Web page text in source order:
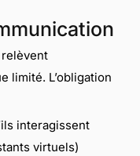
limité. L’obligation
interagissent
virtuels)